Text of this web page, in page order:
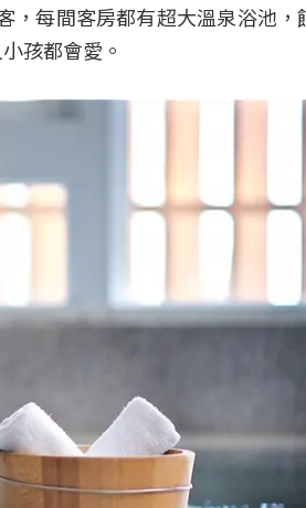
每間客房都有超大溫泉浴池，
孩都會愛。